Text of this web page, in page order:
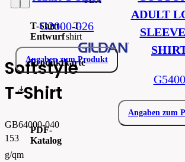
Softstyle
T-Shirt
GB64000-040
153
g/qm
T-Shirt-
Entwurf
T-
shirt
Produktkarte
Produktový list_gib64000.pdf
PDF-
Katalog
G2000-026
Angaben zum Produkt
ADULT
G5400
Angaben zum